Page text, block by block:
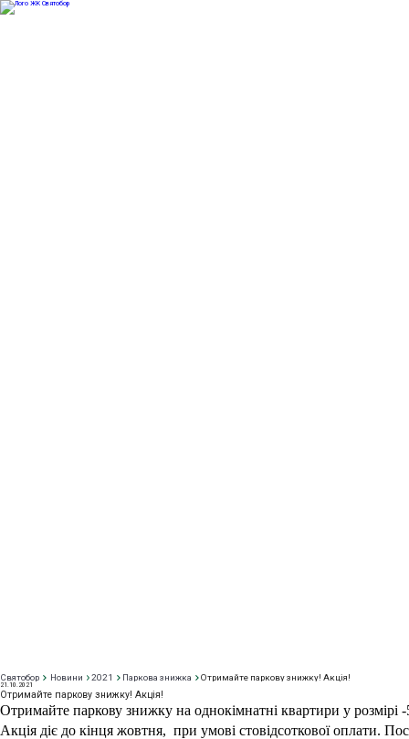
Святобор Новини 2021 Паркова знижка Отримайте паркову знижку! Акція!
21.10.2021
Отримайте паркову знижку! Акція!
Отримайте паркову знижку на однокімнатні квартири у
Акція діє до кінця жовтня,  при умові стовідсоткової оплати.